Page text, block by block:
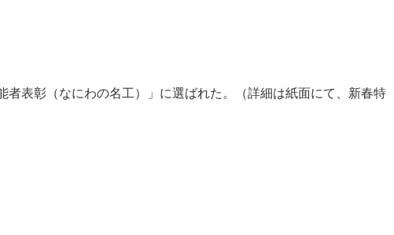
表彰（なにわの名工）」に選ばれた。（詳細は紙面にて、新春特